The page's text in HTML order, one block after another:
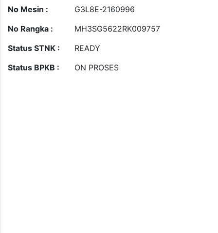
No Mesin :
G3L8E-2160996
No Rangka :
MH3SG5622RK009757
Status STNK :
READY
Status BPKB :
ON PROSES